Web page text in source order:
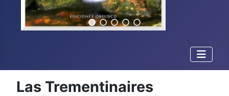
Leer Más
Las Trementinaires